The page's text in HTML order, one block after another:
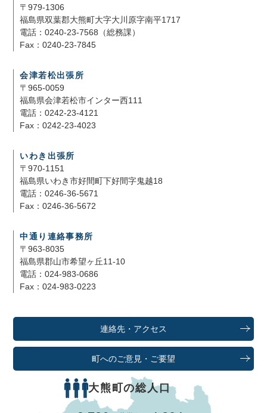
〒979-1306
福島県双葉郡大熊町大字大川原字南平1717
電話：0240-23-7568（総務課）
Fax：0240-23-7845
会津若松出張所
〒965-0059
福島県会津若松市インター西111
電話：0242-23-4121
Fax：0242-23-4023
いわき出張所
〒970-1151
福島県いわき市好間町下好間字鬼越18
電話：0246-36-5671
Fax：0246-36-5672
中通り連絡事務所
〒963-8035
福島県郡山市希望ヶ丘11-10
電話：024-983-0686
Fax：024-983-0223
連絡先・アクセス
町へのご意見・ご要望
大熊町の総人口